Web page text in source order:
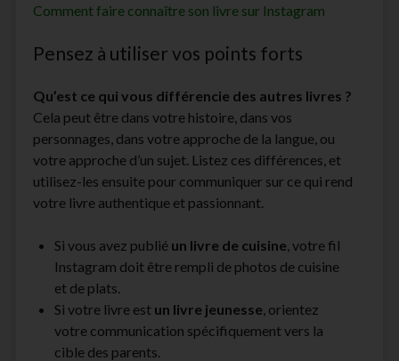
Comment faire connaître son livre sur Instagram
Pensez à utiliser vos points forts
Qu’est ce qui vous différencie des autres livres ?
Cela peut être dans votre histoire, dans vos
personnages, dans votre approche de la langue, ou
votre approche d’un sujet. Listez ces différences, et
utilisez-les ensuite pour communiquer sur ce qui rend
votre livre authentique et passionnant.
Si vous avez publié un livre de cuisine , votre fil
Instagram doit être rempli de photos de cuisine
et de plats.
Si votre livre est un livre jeunesse , orientez
votre communication spécifiquement vers la
cible des parents.